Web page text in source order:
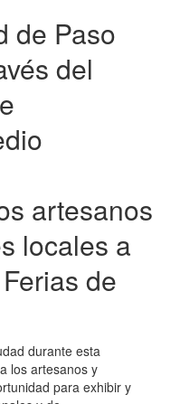
de Paso
del
artesanos
locales a
de
durante esta
los artesanos y
para exhibir y